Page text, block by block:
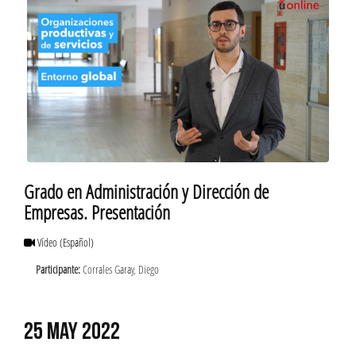
Grado en Administración y Dirección de
Empresas. Presentación
Vídeo(Español)
Participante:Corrales Garay, Diego
25 MAY 2022